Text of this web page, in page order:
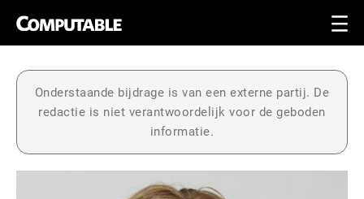
Onderstaande bijdrage is van een externe partij. De
redactie is niet verantwoordelijk voor de geboden
informatie.